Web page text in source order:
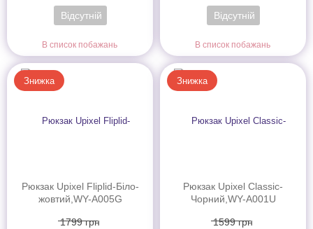
Відсутній
В список побажань
Відсутній
В список побажань
Знижка
Рюкзак Upixel Fliplid-Біло-
жовтий,WY-A005G
1799грн
Знижка
Рюкзак Upixel Classic-
Чорний,WY-A001U
1599грн